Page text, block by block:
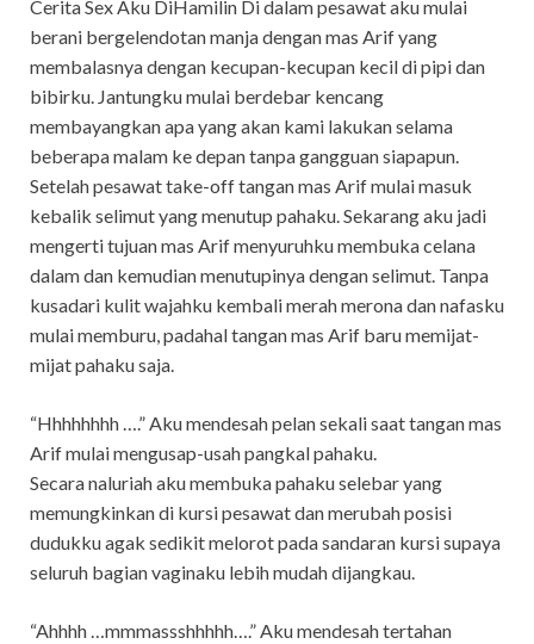
Cerita Sex Aku DiHamilin Di dalam pesawat aku mulai
berani bergelendotan manja dengan mas Arif yang
membalasnya dengan kecupan-kecupan kecil di pipi dan
bibirku. Jantungku mulai berdebar kencang
membayangkan apa yang akan kami lakukan selama
beberapa malam ke depan tanpa gangguan siapapun.
Setelah pesawat take-off tangan mas Arif mulai masuk
kebalik selimut yang menutup pahaku. Sekarang aku jadi
mengerti tujuan mas Arif menyuruhku membuka celana
dalam dan kemudian menutupinya dengan selimut. Tanpa
kusadari kulit wajahku kembali merah merona dan nafasku
mulai memburu, padahal tangan mas Arif baru memijat-
mijat pahaku saja.
“Hhhhhhhh ….” Aku mendesah pelan sekali saat tangan mas
Arif mulai mengusap-usah pangkal pahaku.
Secara naluriah aku membuka pahaku selebar yang
memungkinkan di kursi pesawat dan merubah posisi
dudukku agak sedikit melorot pada sandaran kursi supaya
seluruh bagian vaginaku lebih mudah dijangkau.
“Ahhhh …mmmassshhhhh….” Aku mendesah tertahan